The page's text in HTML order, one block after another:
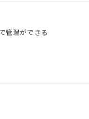
管理ができる